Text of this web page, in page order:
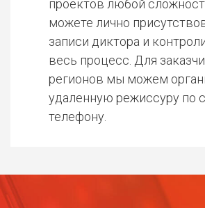
проектов любой
можете лично
записи диктора и
весь процесс. Для
регионов мы можем
удаленную режиссуру по
телефону.